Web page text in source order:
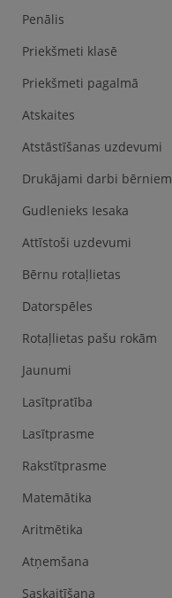
Penālis
Priekšmeti klasē
Priekšmeti pagalmā
Atskaites
Atstāstīšanas uzdevumi
Drukājami darbi bērniem
Gudlenieks Iesaka
Attīstoši uzdevumi
Bērnu rotaļlietas
Datorspēles
Rotaļlietas pašu rokām
Jaunumi
Lasītpratība
Lasītprasme
Rakstītprasme
Matemātika
Aritmētika
Atņemšana
Saskaitīšana